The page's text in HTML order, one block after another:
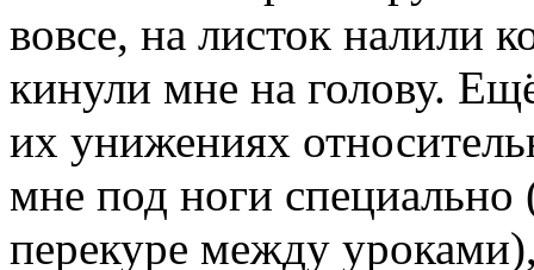
вовсе, на листок налили
кинули мне на голову.
их унижениях
мне под ноги специально
перекуре между